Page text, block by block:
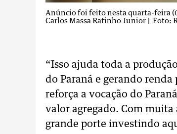
Anúncio foi feito nesta quarta-feira
Carlos Massa Ratinho Junior
| Foto:
“Isso ajuda toda a
do Paraná e gerando
reforça a vocação do
valor agregado. Com
grande porte investindo